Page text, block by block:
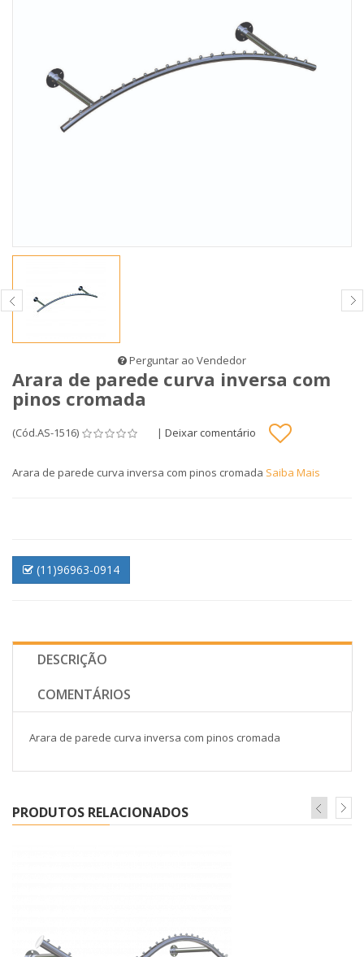
Perguntar ao Vendedor
Arara de parede curva inversa com
pinos cromada
(Cód.AS-1516) | Deixar comentário
Arara de parede curva inversa com pinos cromada Saiba Mais
(11)96963-0914
DESCRIÇÃO
COMENTÁRIOS
Arara de parede curva inversa com pinos cromada
PRODUTOS RELACIONADOS